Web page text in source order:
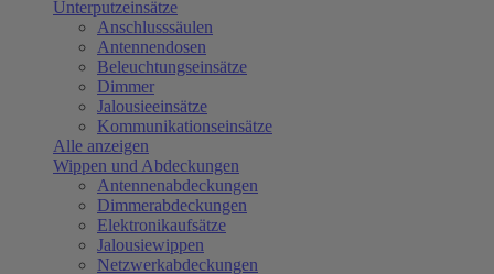
Unterputzeinsätze
Anschlusssäulen
Antennendosen
Beleuchtungseinsätze
Dimmer
Jalousieeinsätze
Kommunikationseinsätze
Alle anzeigen
Wippen und Abdeckungen
Antennenabdeckungen
Dimmerabdeckungen
Elektronikaufsätze
Jalousiewippen
Netzwerkabdeckungen